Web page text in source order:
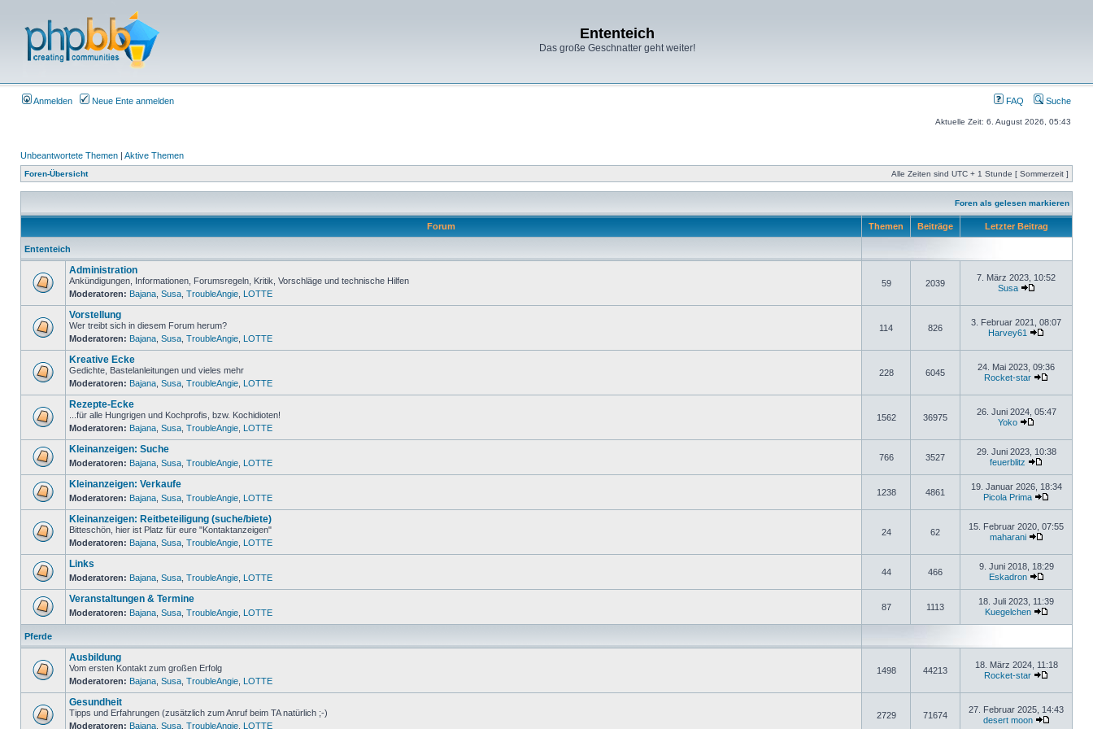
Ententeich
Das große Geschnatter geht weiter!
Anmelden Neue Ente anmelden FAQ Suche
Aktuelle Zeit: 6. August 2026, 05:43
Unbeantwortete Themen | Aktive Themen
Foren-Übersicht Alle Zeiten sind UTC + 1 Stunde [ Sommerzeit ]
Foren als gelesen markieren
Forum Themen Beiträge Letzter Beitrag
Ententeich
Administration
Ankündigungen, Informationen, Forumsregeln, Kritik, Vorschläge und technische Hilfen
Moderatoren: Bajana Susa TroubleAngie LOTTE
59 2039
7. März 2023, 10:52
Susa
Vorstellung
Wer treibt sich in diesem Forum herum?
Moderatoren: Bajana Susa TroubleAngie LOTTE
114 826
3. Februar 2021, 08:07
Harvey61
Kreative Ecke
Gedichte, Bastelanleitungen und vieles mehr
Moderatoren: Bajana Susa TroubleAngie LOTTE
228 6045
24. Mai 2023, 09:36
Rocket-star
Rezepte-Ecke
...für alle Hungrigen und Kochprofis, bzw. Kochidioten!
Moderatoren: Bajana Susa TroubleAngie LOTTE
1562 36975
26. Juni 2024, 05:47
Yoko
Kleinanzeigen: Suche
Moderatoren: Bajana Susa TroubleAngie LOTTE
766 3527
29. Juni 2023, 10:38
feuerblitz
Kleinanzeigen: Verkaufe
Moderatoren: Bajana Susa TroubleAngie LOTTE
1238 4861
19. Januar 2026, 18:34
Picola Prima
Kleinanzeigen: Reitbeteiligung (suche/biete)
Bitteschön, hier ist Platz für eure "Kontaktanzeigen"
Moderatoren: Bajana Susa TroubleAngie LOTTE
24 62
15. Februar 2020, 07:55
maharani
Links
Moderatoren: Bajana Susa TroubleAngie LOTTE
44 466
9. Juni 2018, 18:29
Eskadron
Veranstaltungen & Termine
Moderatoren: Bajana Susa TroubleAngie LOTTE
87 1113
18. Juli 2023, 11:39
Kuegelchen
Pferde
Ausbildung
Vom ersten Kontakt zum großen Erfolg
Moderatoren: Bajana Susa TroubleAngie LOTTE
1498 44213
18. März 2024, 11:18
Rocket-star
Gesundheit
Tipps und Erfahrungen (zusätzlich zum Anruf beim TA natürlich ;-)
Moderatoren: Bajana Susa TroubleAngie LOTTE
2729 71674
27. Februar 2025, 14:43
desert moon